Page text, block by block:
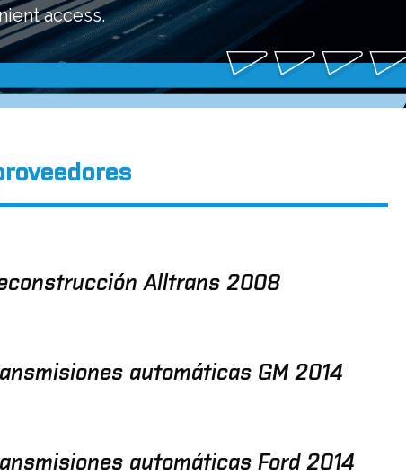
access.
Alltrans 2008
automáticas GM 2014
automáticas Ford 2014